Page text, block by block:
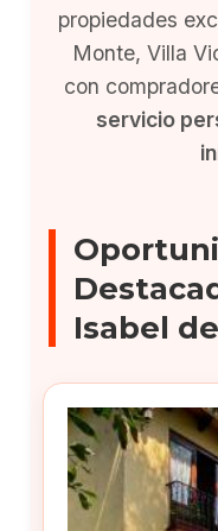
propiedades
Monte, Villa
con
servicio
Isabel